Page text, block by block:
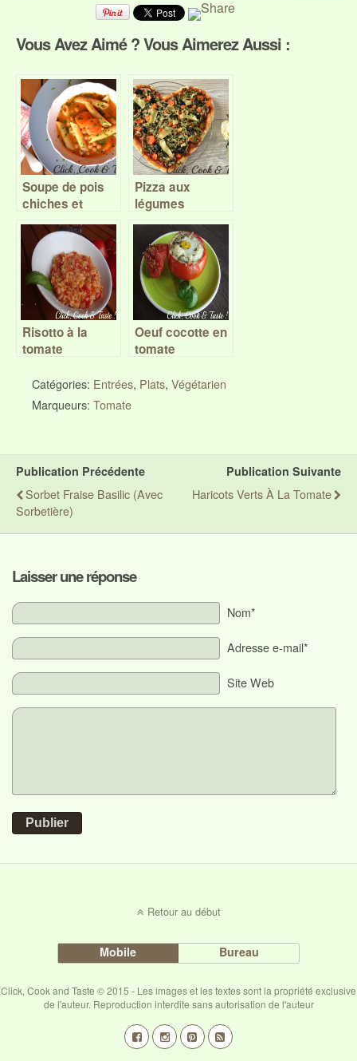
Vous Avez Aimé ? Vous Aimerez Aussi :
Soupe de pois
chiches et
pâtes
Pizza aux
légumes
hivernaux –
Battle Food #28
Risotto à la
tomate
Oeuf cocotte en
tomate
Catégories: Entrées, Plats, Végétarien
Marqueurs: Tomate
Publication Précédente
Sorbet Fraise Basilic (avec
Sorbetière)
Publication Suivante
Haricots Verts À La Tomate
Laisser une réponse
Nom*
Adresse e-mail*
Site Web
Publier
Retour au début
Mobile Bureau
Click, Cook and Taste © 2015 - Les images et les textes sont la propriété exclusive
de l'auteur. Reproduction interdite sans autorisation de l'auteur